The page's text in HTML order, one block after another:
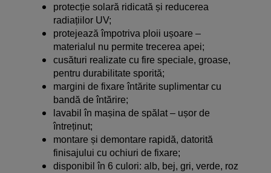
protecție solară ridicată și reducerea
radiațiilor UV;
protejează împotriva ploii ușoare –
materialul nu permite trecerea apei;
cusături realizate cu fire speciale, groase,
pentru durabilitate sporită;
margini de fixare întărite suplimentar cu
bandă de întărire;
lavabil în mașina de spălat – ușor de
întreținut;
montare și demontare rapidă, datorită
finisajului cu ochiuri de fixare;
disponibil în 6 culori: alb, bej, gri, verde, roz